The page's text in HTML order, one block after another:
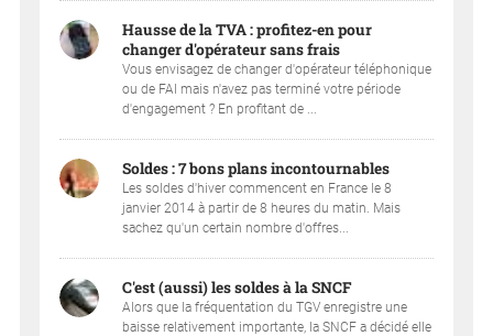
Hausse de la TVA : profitez-en pour
changer d'opérateur sans frais
Vous envisagez de changer d'opérateur téléphonique
ou de FAI mais n'avez pas terminé votre période
d'engagement ? En profitant de ...
Soldes : 7 bons plans incontournables
Les soldes d'hiver commencent en France le 8
janvier 2014 à partir de 8 heures du matin. Mais
sachez qu'un certain nombre d'offres...
C'est (aussi) les soldes à la SNCF
Alors que la fréquentation du TGV enregistre une
baisse relativement importante, la SNCF a décidé elle